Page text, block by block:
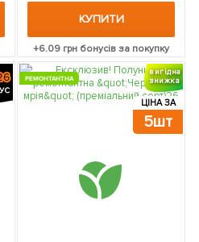
КУПИТИ
+6.09 грн бонусів за покупку
вигідна
знижка
ЦІНА ЗА
5шт
РЕМОНТАНТНА